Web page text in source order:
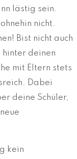
lästig sein.
nicht.
Bist nicht auch
hinter deinen
mit Eltern stets
Dabei
deine Schüler,
kein